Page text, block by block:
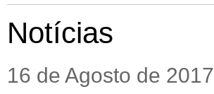
Notícias
16 de Agosto de 2017